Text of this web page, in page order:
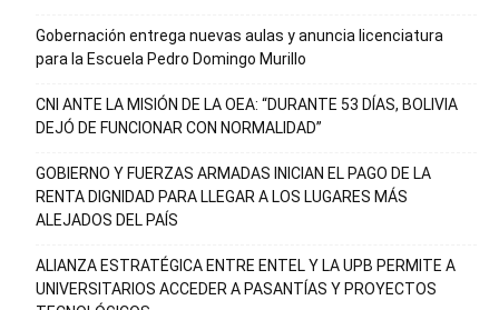
Gobernación entrega nuevas aulas y anuncia licenciatura
para la Escuela Pedro Domingo Murillo
CNI ANTE LA MISIÓN DE LA OEA: “DURANTE 53 DÍAS, BOLIVIA
DEJÓ DE FUNCIONAR CON NORMALIDAD”
GOBIERNO Y FUERZAS ARMADAS INICIAN EL PAGO DE LA
RENTA DIGNIDAD PARA LLEGAR A LOS LUGARES MÁS
ALEJADOS DEL PAÍS
ALIANZA ESTRATÉGICA ENTRE ENTEL Y LA UPB PERMITE A
UNIVERSITARIOS ACCEDER A PASANTÍAS Y PROYECTOS